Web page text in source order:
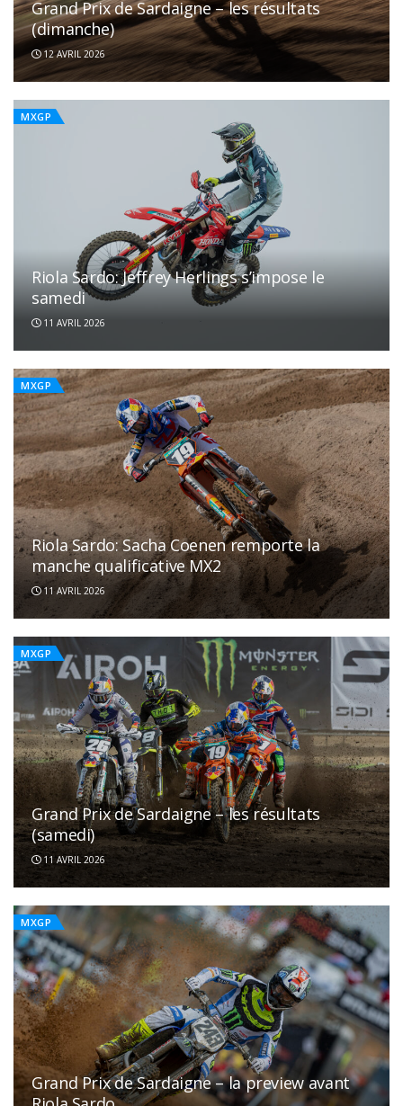
Grand Prix de Sardaigne – les résultats
(dimanche)
12 AVRIL 2026
MXGP
Riola Sardo: Jeffrey Herlings s’impose le
samedi
11 AVRIL 2026
MXGP
Riola Sardo: Sacha Coenen remporte la
manche qualificative MX2
11 AVRIL 2026
MXGP
Grand Prix de Sardaigne – les résultats
(samedi)
11 AVRIL 2026
MXGP
Grand Prix de Sardaigne – la preview avant